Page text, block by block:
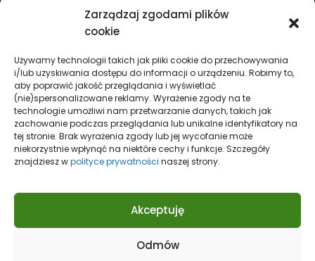
Zarządzaj zgodami plików
cookie
Używamy technologii takich jak pliki cookie do przechowywania
i/lub uzyskiwania dostępu do informacji o urządzeniu. Robimy to,
aby poprawić jakość przeglądania i wyświetlać
(nie)spersonalizowane reklamy. Wyrażenie zgody na te
technologie umożliwi nam przetwarzanie danych, takich jak
zachowanie podczas przeglądania lub unikalne identyfikatory na
tej stronie. Brak wyrażenia zgody lub jej wycofanie może
niekorzystnie wpłynąć na niektóre cechy i funkcje. Szczegóły
znajdziesz wpolityce prywatności naszej strony.
Akceptuję
Odmów
Wydarzenia w Koszalinie
Sport w Koszalinie
Finanse i inwestycje
Dom i ogród
Turystyka
Lifestyle
O nas
Redakcja
Reklama
Kontakt
Prywatność
Polityka prywatności Cookies (EU)